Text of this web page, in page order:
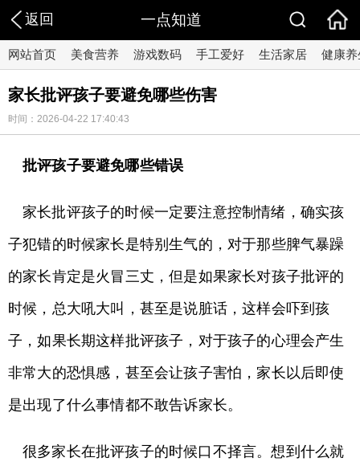
返回 一点知道
网站首页 美食营养 游戏数码 手工爱好 生活家居 健康养
家长批评孩子要避免哪些伤害
时间：2026-04-22 17:40:43
批评孩子要避免哪些错误
家长批评孩子的时候一定要注意控制情绪，确实孩
子犯错的时候家长是特别生气的，对于那些脾气暴躁
的家长肯定是火冒三丈，但是如果家长对孩子批评的
时候，总大吼大叫，甚至是说脏话，这样会吓到孩
子，如果长期这样批评孩子，对于孩子的心理会产生
非常大的恐惧感，甚至会让孩子害怕，家长以后即使
是出现了什么事情都不敢告诉家长。
很多家长在批评孩子的时候口不择言。想到什么就